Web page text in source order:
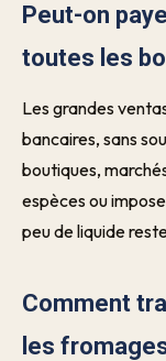
Peut-on
toutes les
Les grandes
bancaires, sans
boutiques,
espèces ou
peu de liquide
Comment
les